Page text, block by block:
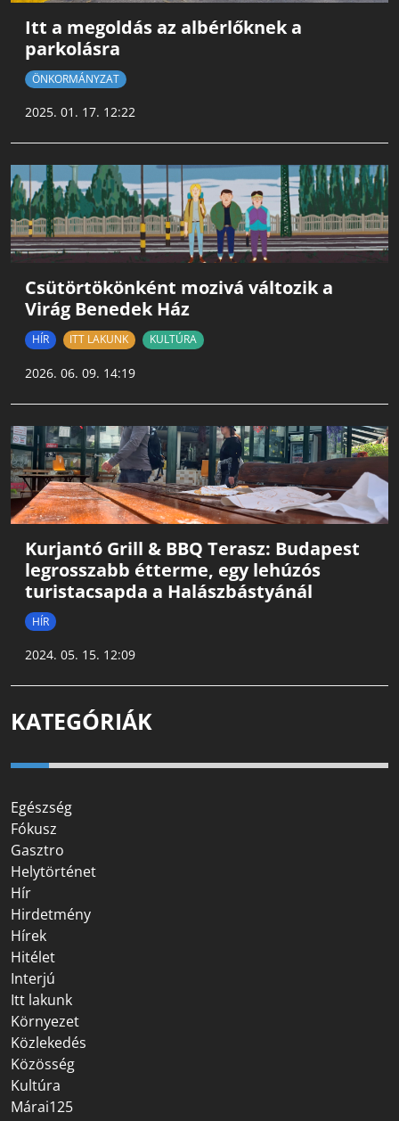
Itt a megoldás az albérlőknek a
parkolásra
ÖNKORMÁNYZAT
2025. 01. 17. 12:22
Csütörtökönként mozivá változik a
Virág Benedek Ház
HÍR ITT LAKUNK KULTÚRA
2026. 06. 09. 14:19
Kurjantó Grill & BBQ Terasz: Budapest
legrosszabb étterme, egy lehúzós
turistacsapda a Halászbástyánál
HÍR
2024. 05. 15. 12:09
KATEGÓRIÁK
Egészség
Fókusz
Gasztro
Helytörténet
Hír
Hirdetmény
Hírek
Hitélet
Interjú
Itt lakunk
Környezet
Közlekedés
Közösség
Kultúra
Márai125